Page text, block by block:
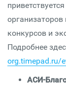
конкурсов и
Подробнее
org.timepad.ru/
АСИ-